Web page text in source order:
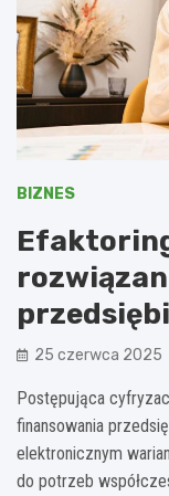
BIZNES
25 czerwca 2025
Postępująca
finansowania
elektronicznym
do potrzeb